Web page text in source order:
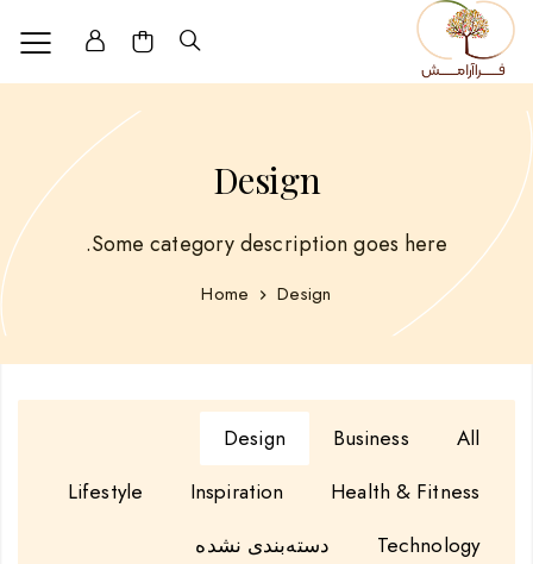
Design
Some category description goes here.
Home Design
All
Business
Design
Health & Fitness
Inspiration
Lifestyle
Technology
دسته‌بندی نشده